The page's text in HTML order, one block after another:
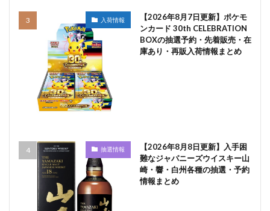
入荷情報
【2026年8月7日更新】ポケモ
ンカード 30th CELEBRATION
BOXの抽選予約・先着販売・在
庫あり・再販入荷情報まとめ
抽選情報
【2026年8月8日更新】入手困
難なジャパニーズウイスキー山
崎・響・白州各種の抽選・予約
情報まとめ